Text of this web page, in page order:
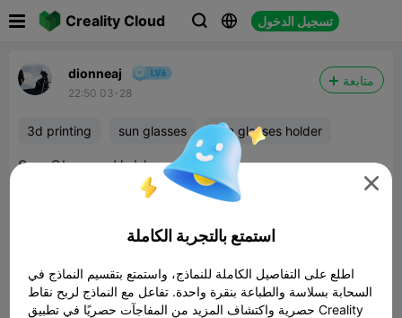
Creality Cloud   تسجيل الدخول
dionneaj
22:50 03-28
متابعة
3d printing sun glasses sun glasses holder
Sun Glasses Holder
Sunglasses Holder With Visor Grip Spikes

استمتع بالتجربة الكاملة
اطلع على التفاصيل الكاملة للنماذج، واستمتع بتقسيم النماذج في
السحابة بسلاسة والطباعة بنقرة واحدة. تفاعل مع النماذج لربح نقاط
حصرية واكتشاف المزيد من المفاجآت حصريًا في تطبيق Creality